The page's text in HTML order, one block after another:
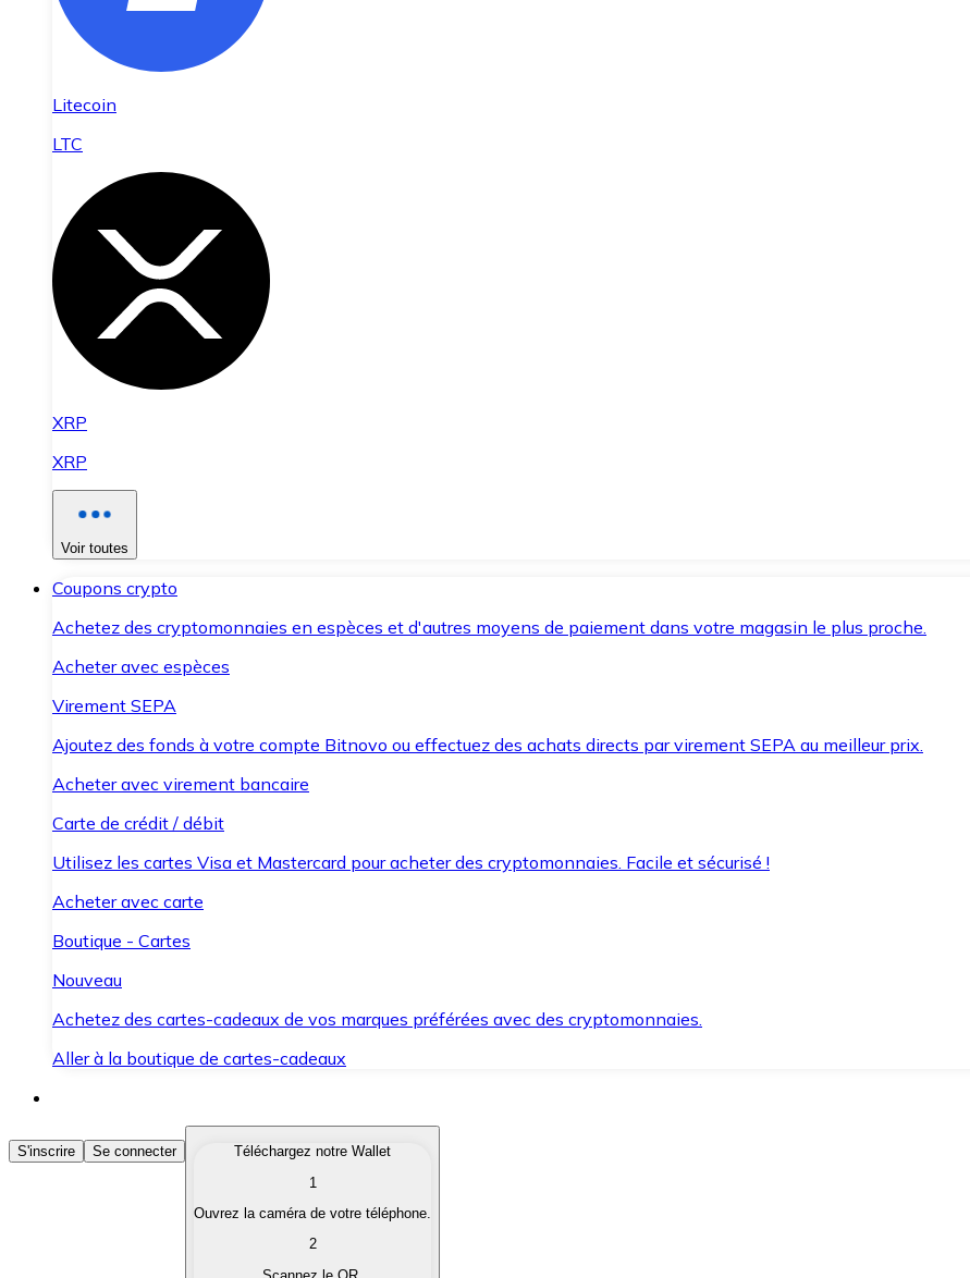
Litecoin
LTC
XRP
XRP
Voir toutes
Coupons crypto
Achetez des cryptomonnaies en espèces et d'autres moyens de paiement dans votre magasin le plus proche.
Acheter avec espèces
Virement SEPA
Ajoutez des fonds à votre compte Bitnovo ou effectuez des achats directs par virement SEPA au meilleur prix.
Acheter avec virement bancaire
Carte de crédit / débit
Utilisez les cartes Visa et Mastercard pour acheter des cryptomonnaies. Facile et sécurisé !
Acheter avec carte
Boutique - Cartes
Nouveau
Achetez des cartes-cadeaux de vos marques préférées avec des cryptomonnaies.
Aller à la boutique de cartes-cadeaux
Acheter des Cryptomonnaies
Achetez les cryptomonnaies qui vous intéressent rapidement et en toute sécurité.
Convertissez vos cryptomonnaies en monnaie fiduciaire lorsque vous en avez besoin.
S'inscrire Se connecter
Téléchargez notre Wallet
1
Ouvrez la caméra de votre téléphone.
2